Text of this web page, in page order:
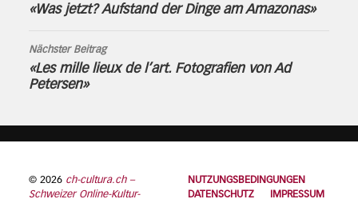
«Was jetzt? Aufstand der Dinge am Amazonas»
Nächster Beitrag
«Les mille lieux de l’art. Fotografien von Ad
Petersen»
© 2026 ch-cultura.ch –
Schweizer Online-Kultur-
NUTZUNGSBEDINGUNGEN
DATENSCHUTZ
IMPRESSUM